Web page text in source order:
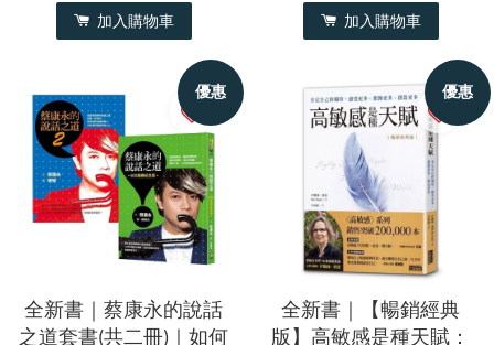
加入購物車 加入購物車
優惠
全新書｜蔡康永的說話
之道套書(共二冊)｜如何
優惠
全新書｜【暢銷經典
版】高敏感是種天賦：